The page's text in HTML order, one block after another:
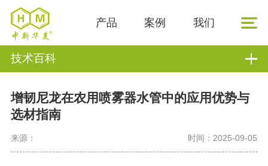
产品 案例 我们
技术百科
增韧尼龙在农用喷雾器水管中的应用优势与
选材指南
来源： 时间：2025-09-05